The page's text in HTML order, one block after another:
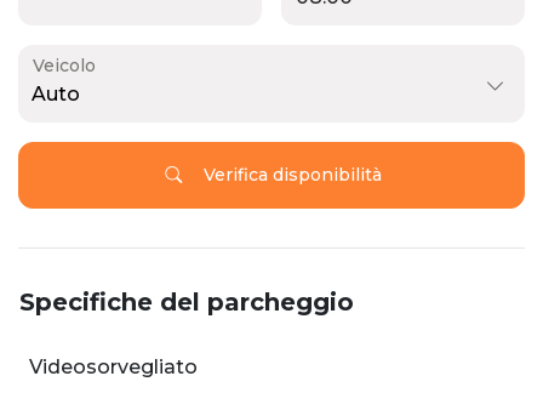
Veicolo
Auto
Verifica disponibilità
Specifiche del parcheggio
Videosorvegliato